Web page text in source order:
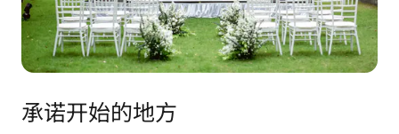
承诺开始的地方